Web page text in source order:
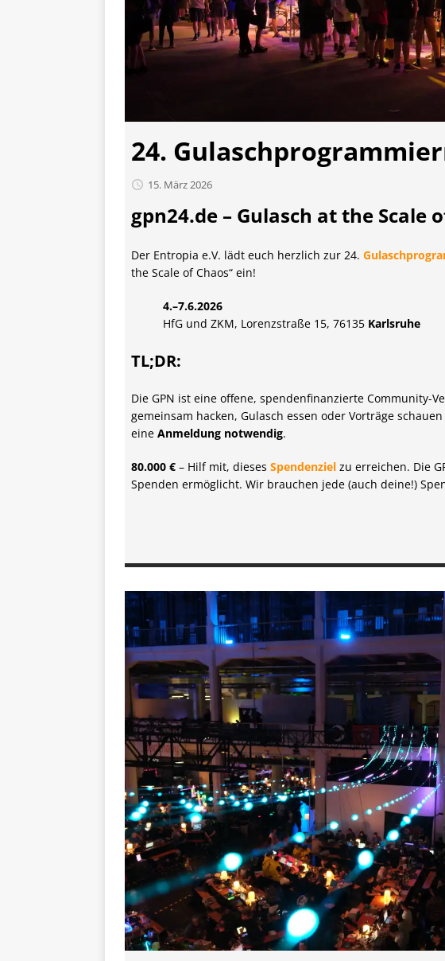
24.
15. März 2026
gpn24.de – Gulasch at the Scale
Der Entropia e.V. lädt euch herzlich zur 24.
the Scale of Chaos“ ein!
4.–7.6.2026
HfG und ZKM, Lorenzstraße 15, 76135 Karlsruhe
TL;DR:
Die GPN ist eine offene, spendenfinanzierte Community-
gemeinsam hacken, Gulasch essen oder Vorträge
eine Anmeldung notwendig.
80.000 € – Hilf mit, dieses Spendenziel zu erreichen. Die
Spenden ermöglicht. Wir brauchen jede (auch deine!)